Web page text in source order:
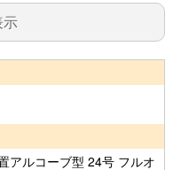
示
アルコーブ型 24号 フルオ